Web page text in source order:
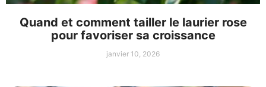
Quand et comment tailler le laurier rose
pour favoriser sa croissance
janvier 10, 2026